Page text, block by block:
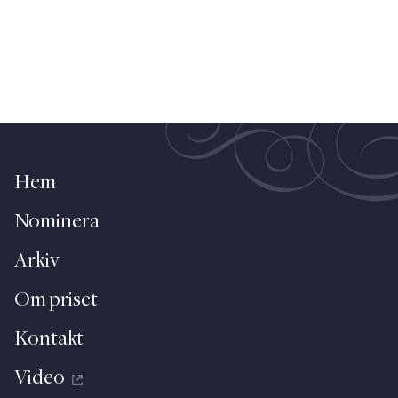
Hem
Nominera
Arkiv
Om priset
Kontakt
Video